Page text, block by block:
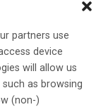
partners use
device
will allow us
as browsing
(non-)